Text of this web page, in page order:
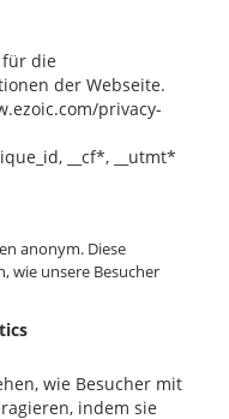
die
der Webseite.
privacy-
__cf*, __utmt*
anonym. Diese
wie unsere Besucher
wie Besucher mit
indem sie